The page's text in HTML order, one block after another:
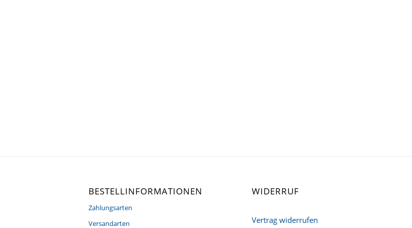
BESTELLINFORMATIONEN
Zahlungsarten
Versandarten
WIDERRUF
Vertrag widerrufen